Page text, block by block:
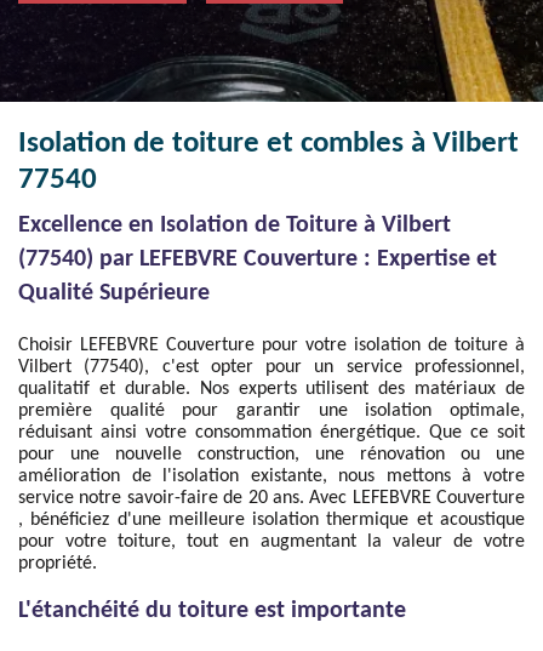
Isolation de toiture et combles à Vilbert
77540
Excellence en Isolation de Toiture à Vilbert
(77540) par LEFEBVRE Couverture : Expertise et
Qualité Supérieure
Choisir LEFEBVRE Couverture pour votre isolation de toiture à
Vilbert (77540), c'est opter pour un service professionnel,
qualitatif et durable. Nos experts utilisent des matériaux de
première qualité pour garantir une isolation optimale,
réduisant ainsi votre consommation énergétique. Que ce soit
pour une nouvelle construction, une rénovation ou une
amélioration de l'isolation existante, nous mettons à votre
service notre savoir-faire de 20 ans. Avec LEFEBVRE Couverture
, bénéficiez d'une meilleure isolation thermique et acoustique
pour votre toiture, tout en augmentant la valeur de votre
propriété.
L'étanchéité du toiture est importante